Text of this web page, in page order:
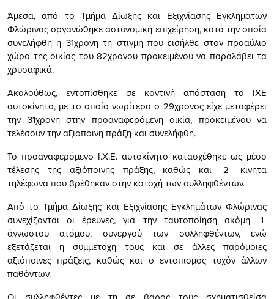
Άμεσα, από το Τμήμα Δίωξης και Εξιχνίασης Εγκλημάτων
Φλώρινας οργανώθηκε αστυνομική επιχείρηση, κατά την οποία
συνελήφθη η 31χρονη τη στιγμή που εισήλθε στον προαύλιο
χώρο της οικίας του 82χρονου προκειμένου να παραλάβει τα
χρυσαφικά.
Ακολούθως, εντοπίσθηκε σε κοντινή απόσταση το ΙΧΕ
αυτοκίνητο, με το οποίο νωρίτερα ο 29χρονος είχε μεταφέρει
την 31χρονη στην προαναφερόμενη οικία, προκειμένου να
τελέσουν την αξιόποινη πράξη και συνελήφθη.
Το προαναφερόμενο Ι.Χ.Ε. αυτοκίνητο κατασχέθηκε ως μέσο
τέλεσης της αξιόποινης πράξης, καθώς και -2- κινητά
τηλέφωνα που βρέθηκαν στην κατοχή των συλληφθέντων.
Από το Τμήμα Δίωξης και Εξιχνίασης Εγκλημάτων Φλώρινας
συνεχίζονται οι έρευνες, για την ταυτοποίηση ακόμη -1-
άγνωστου ατόμου, συνεργού των συλληφθέντων, ενώ
εξετάζεται η συμμετοχή τους και σε άλλες παρόμοιες
αξιόποινες πράξεις, καθώς και ο εντοπισμός τυχόν άλλων
παθόντων.